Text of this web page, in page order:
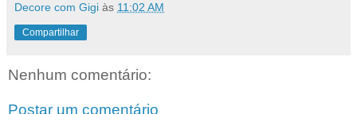
Decore com Gigi às 11:02 AM
Compartilhar
Nenhum comentário:
Postar um comentário